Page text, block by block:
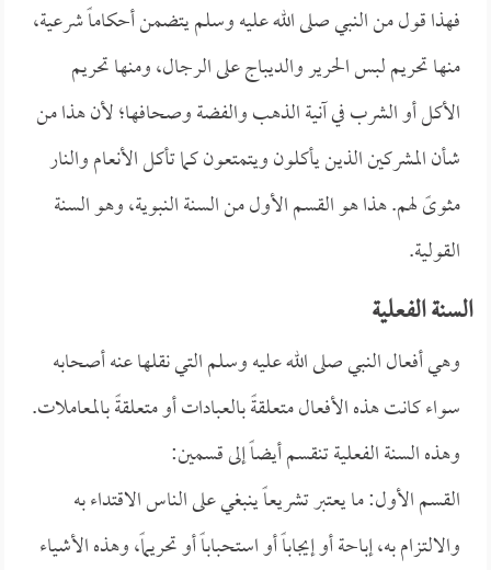
فهذا قول من النبي صلى الله عليه وسلم يتضمن أحكاماً شرعية،
منها تحريم لبس الحرير والديباج على الرجال، ومنها تحريم
الأكل أو الشرب في آنية الذهب والفضة وصحافها؛ لأن هذا من
شأن المشركين الذين يأكلون ويتمتعون كما تأكل الأنعام والنار
مثوىً لهم. هذا هو القسم الأول من السنة النبوية، وهو السنة
القولية.
السنة الفعلية
وهي أفعال النبي صلى الله عليه وسلم التي نقلها عنه أصحابه
سواء كانت هذه الأفعال متعلقةً بالعبادات أو متعلقةً بالمعاملات.
وهذه السنة الفعلية تنقسم أيضاً إلى قسمين:
القسم الأول: ما يعتبر تشريعاً ينبغي على الناس الاقتداء به
والالتزام به، إباحة أو إيجاباً أو استحباباً أو تحريماً، وهذه الأشياء